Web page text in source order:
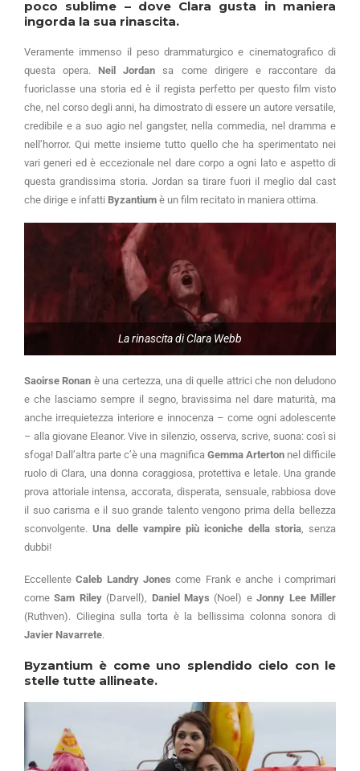
poco sublime – dove Clara gusta in maniera
ingorda la sua rinascita.
Veramente immenso il peso drammaturgico e cinematografico di
questa opera. Neil Jordan sa come dirigere e raccontare da
fuoriclasse una storia ed è il regista perfetto per questo film visto
che, nel corso degli anni, ha dimostrato di essere un autore versatile,
credibile e a suo agio nel gangster, nella commedia, nel dramma e
nell’horror. Qui mette insieme tutto quello che ha sperimentato nei
vari generi ed è eccezionale nel dare corpo a ogni lato e aspetto di
questa grandissima storia. Jordan sa tirare fuori il meglio dal cast
che dirige e infatti Byzantium è un film recitato in maniera ottima.
La rinascita di Clara Webb
Saoirse Ronan è una certezza, una di quelle attrici che non deludono
e che lasciamo sempre il segno, bravissima nel dare maturità, ma
anche irrequietezza interiore e innocenza – come ogni adolescente
– alla giovane Eleanor. Vive in silenzio, osserva, scrive, suona: così si
sfoga! Dall’altra parte c’è una magnifica Gemma Artertonnel difficile
ruolo di Clara, una donna coraggiosa, protettiva e letale. Una grande
prova attoriale intensa, accorata, disperata, sensuale, rabbiosa dove
il suo carisma e il suo grande talento vengono prima della bellezza
sconvolgente.Una delle vampire più iconiche della storia, senza
dubbi!
EccellenteCaleb Landry Jones come Frank e anche i comprimari
comeSam Riley(Darvell), Daniel Mays (Noel) eJonny Lee Miller
(Ruthven). Ciliegina sulla torta è la bellissima colonna sonora di
Javier Navarrete.
Byzantium è come uno splendido cielo con le
stelle tutte allineate.